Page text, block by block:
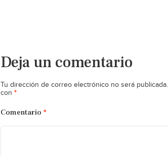
Deja un comentario
Tu dirección de correo electrónico no será publicada.
con *
Comentario *